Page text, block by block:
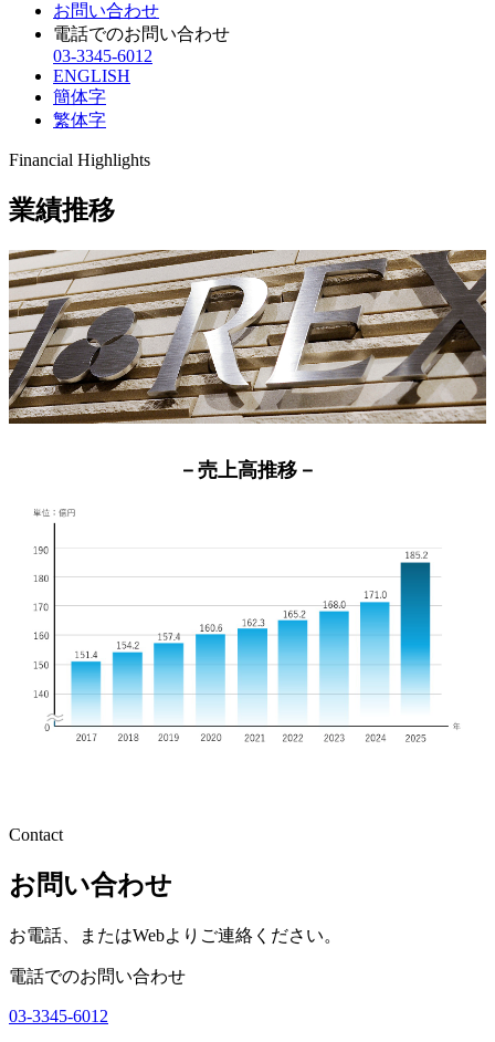
お問い合わせ
電話でのお問い合わせ
03-3345-6012
ENGLISH
簡体字
繁体字
Financial Highlights
業績推移
－売上高推移－
Contact
お問い合わせ
お電話、またはWebよりご連絡ください。
電話でのお問い合わせ
03-3345-6012